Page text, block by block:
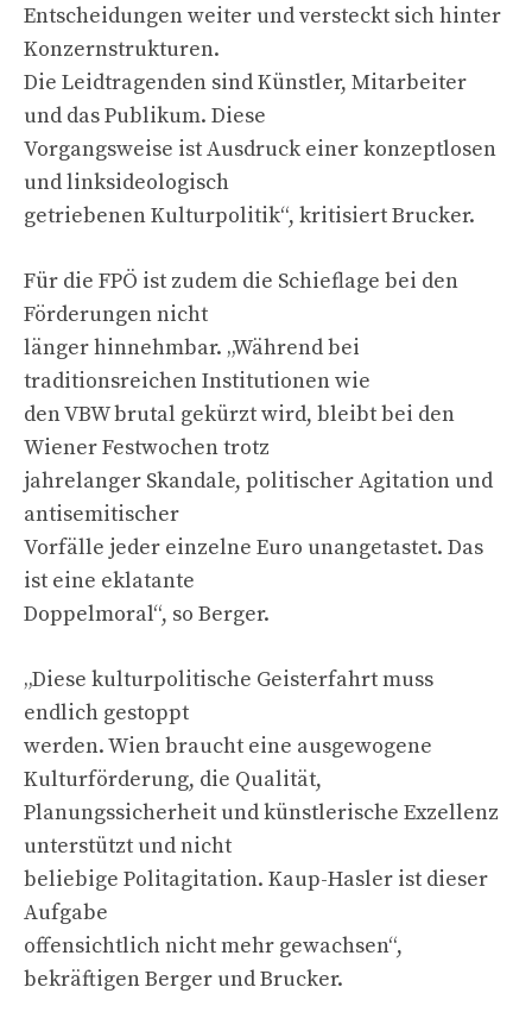
Entscheidungen weiter und versteckt sich hinter
Konzernstrukturen.
Die Leidtragenden sind Künstler, Mitarbeiter
und das Publikum. Diese
Vorgangsweise ist Ausdruck einer konzeptlosen
und linksideologisch
getriebenen Kulturpolitik“, kritisiert Brucker.
Für die FPÖ ist zudem die Schieflage bei den
Förderungen nicht
länger hinnehmbar. „Während bei
traditionsreichen Institutionen wie
den VBW brutal gekürzt wird, bleibt bei den
Wiener Festwochen trotz
jahrelanger Skandale, politischer Agitation und
antisemitischer
Vorfälle jeder einzelne Euro unangetastet. Das
ist eine eklatante
Doppelmoral“, so Berger.
„Diese kulturpolitische Geisterfahrt muss
endlich gestoppt
werden. Wien braucht eine ausgewogene
Kulturförderung, die Qualität,
Planungssicherheit und künstlerische Exzellenz
unterstützt und nicht
beliebige Politagitation. Kaup-Hasler ist dieser
Aufgabe
offensichtlich nicht mehr gewachsen“,
bekräftigen Berger und Brucker.